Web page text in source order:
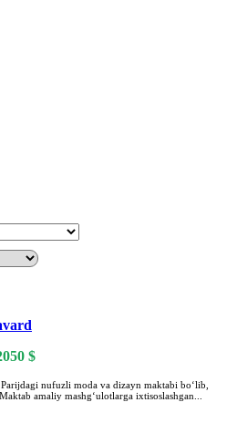
$
nufuzli moda va dizayn maktabi boʻlib,
amaliy mashgʻulotlarga ixtisoslashgan...